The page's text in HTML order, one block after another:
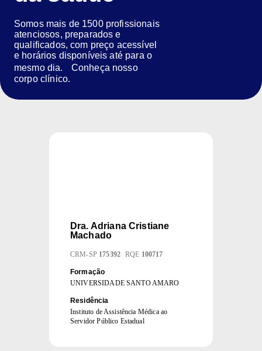
Somos mais de 1500 profissionais
atenciosos, preparados e
qualificados, com preço acessível
e horários disponíveis até para o
mesmo dia. Conheça nosso
corpo clínico.
Dra. Adriana Cristiane
Machado
CRM-SP 175392 RQE 100717
Formação
UNIVERSIDADE SANTO AMARO
Residência
Instituto de Assistência Médica ao
Servidor Público Estadual